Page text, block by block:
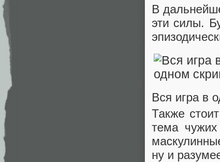
В
эти силы.
Вся игра в
Также
тема
ну и